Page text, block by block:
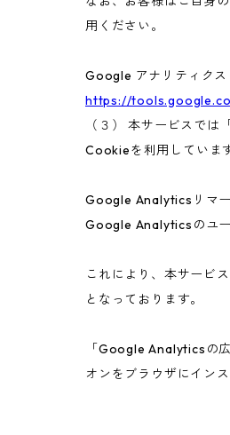
用ください。
Google アナリティクス
https://
（３） 本サービスで
Cookieを利用していま
Google Analyticsリマ
Google Analyticsのユ
これにより、本サービ
となっております。
「Google Analyticsの
オンをブラウザにイン